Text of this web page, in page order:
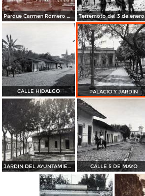
Parque Carmen Romero R de Diaz.
CALLE HIDALGO PALACIO Y JARDIN
JARDIN DEL AYUNTAMIENTO CALLE 5 DE MAYO